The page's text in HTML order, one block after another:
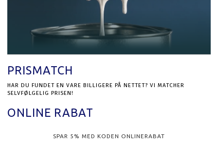
PRISMATCH
HAR DU FUNDET EN VARE BILLIGERE PÅ NETTET? VI MATCHER
SELVFØLGELIG PRISEN!
ONLINE RABAT
SPAR 5% MED KODEN ONLINERABAT